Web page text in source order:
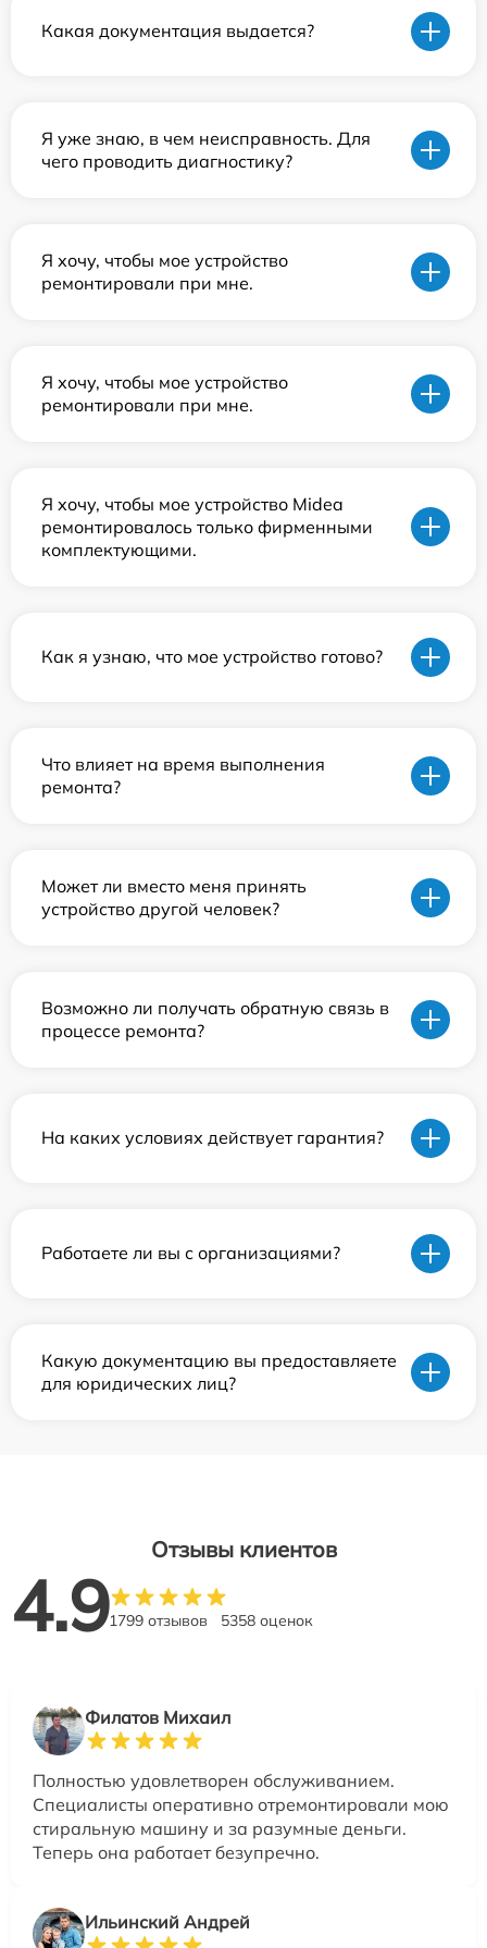
Какая документация выдается?
Я уже знаю, в чем неисправность. Для
чего проводить диагностику?
Я хочу, чтобы мое устройство
ремонтировали при мне.
Я хочу, чтобы мое устройство
ремонтировали при мне.
Я хочу, чтобы мое устройство Midea
ремонтировалось только фирменными
комплектующими.
Как я узнаю, что мое устройство готово?
Что влияет на время выполнения
ремонта?
Может ли вместо меня принять
устройство другой человек?
Возможно ли получать обратную связь в
процессе ремонта?
На каких условиях действует гарантия?
Работаете ли вы с организациями?
Какую документацию вы предоставляете
для юридических лиц?
Отзывы клиентов
4.91799 отзывов 5358 оценок
Филатов Михаил
Полностью удовлетворен обслуживанием.
Специалисты оперативно отремонтировали мою
стиральную машину и за разумные деньги.
Теперь она работает безупречно.
Ильинский Андрей